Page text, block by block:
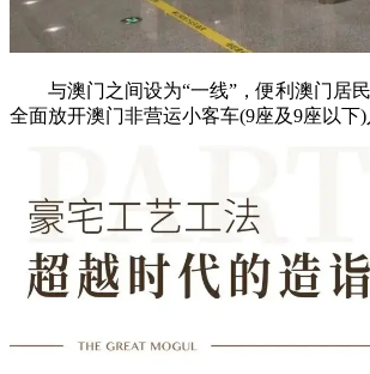
与澳门之间设为“一线”，便利澳门居民
全面放开澳门非营运小客车(9座及9座以